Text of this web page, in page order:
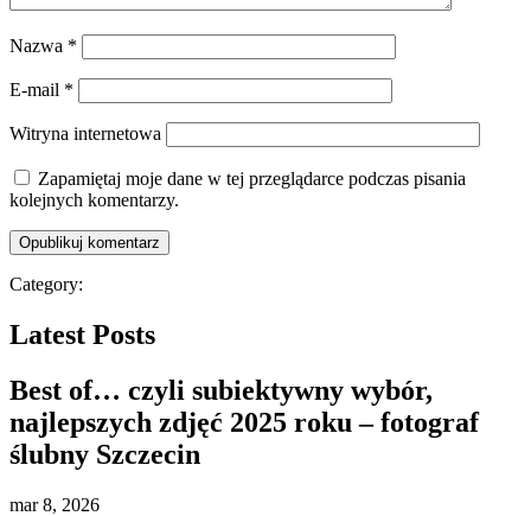
Nazwa *
E-mail *
Witryna internetowa
Zapamiętaj moje dane w tej przeglądarce podczas pisania
kolejnych komentarzy.
Category:
Latest Posts
Best of… czyli subiektywny wybór,
najlepszych zdjęć 2025 roku – fotograf
ślubny Szczecin
mar8, 2026